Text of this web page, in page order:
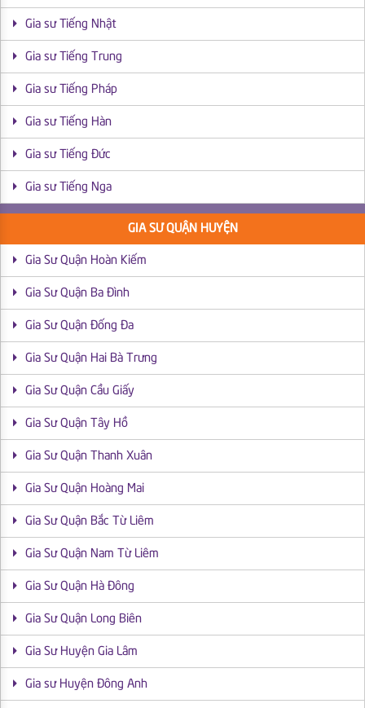
Gia sư Tiếng Nhật
Gia sư Tiếng Trung
Gia sư Tiếng Pháp
Gia sư Tiếng Hàn
Gia sư Tiếng Đức
Gia sư Tiếng Nga
GIA SƯ QUẬN HUYỆN
Gia Sư Quận Hoàn Kiếm
Gia Sư Quận Ba Đình
Gia Sư Quận Đống Đa
Gia Sư Quận Hai Bà Trưng
Gia Sư Quận Cầu Giấy
Gia Sư Quận Tây Hồ
Gia Sư Quận Thanh Xuân
Gia Sư Quận Hoàng Mai
Gia Sư Quận Bắc Từ Liêm
Gia Sư Quận Nam Từ Liêm
Gia Sư Quận Hà Đông
Gia Sư Quận Long Biên
Gia Sư Huyện Gia Lâm
Gia sư Huyện Đông Anh